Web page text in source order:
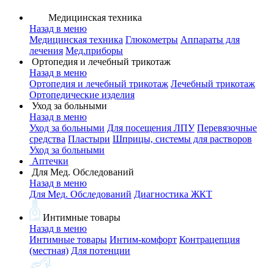
Медицинская техника
Назад в меню
Медицинская техника Глюкометры Аппараты для
лечения Мед.приборы
Ортопедия и лечебный трикотаж
Назад в меню
Ортопедия и лечебный трикотаж Лечебный трикотаж
Ортопедические изделия
Уход за больными
Назад в меню
Уход за больными Для посещения ЛПУ Перевязочные
средства Пластыри Шприцы, системы для растворов
Уход за больными
Аптечки
Для Мед. Обследований
Назад в меню
Для Мед. Обследований Диагностика ЖКТ
Интимные товары
Назад в меню
Интимные товары Интим-комфорт Контрацепция
(местная) Для потенции